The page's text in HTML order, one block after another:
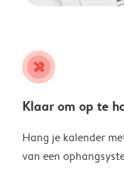
tools
Klaar om op te
Hang je kalender
van een